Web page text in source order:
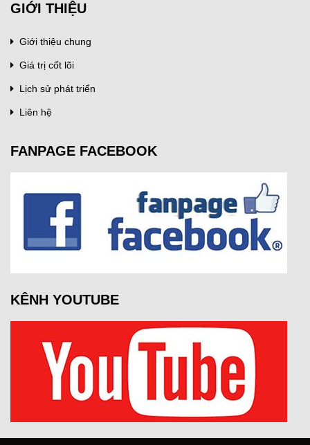
GIỚI THIỆU
Giới thiệu chung
Giá trị cốt lõi
Lịch sử phát triển
Liên hệ
FANPAGE FACEBOOK
KÊNH YOUTUBE